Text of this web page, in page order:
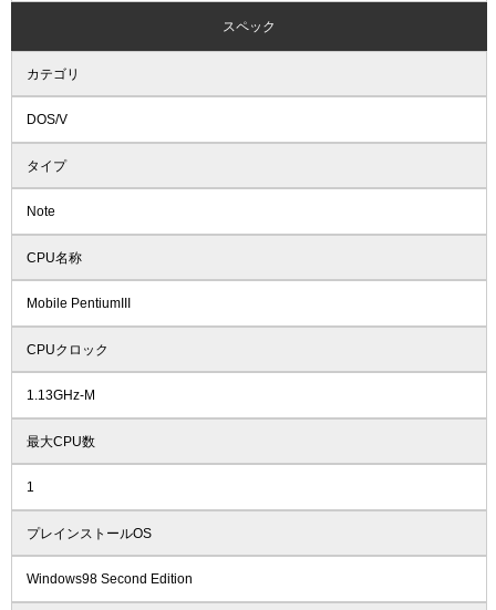
スペック
カテゴリ
DOS/V
タイプ
Note
CPU名称
Mobile PentiumIII
CPUクロック
1.13GHz-M
最大CPU数
1
プレインストールOS
Windows98 Second Edition